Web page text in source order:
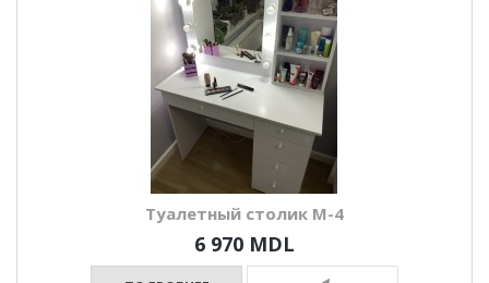
Туалетный столик М-4
6 970 MDL